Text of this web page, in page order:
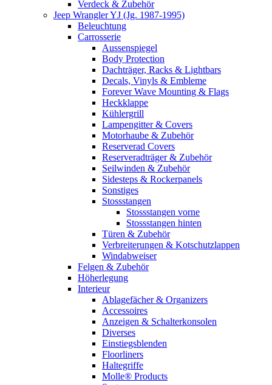
Verdeck & Zubehör
Jeep Wrangler YJ (Jg. 1987-1995)
Beleuchtung
Carrosserie
Aussenspiegel
Body Protection
Dachträger, Racks & Lightbars
Decals, Vinyls & Embleme
Forever Wave Mounting & Flags
Heckklappe
Kühlergrill
Lampengitter & Covers
Motorhaube & Zubehör
Reserverad Covers
Reserveradträger & Zubehör
Seilwinden & Zubehör
Sidesteps & Rockerpanels
Sonstiges
Stossstangen
Stossstangen vorne
Stossstangen hinten
Türen & Zubehör
Verbreiterungen & Kotschutzlappen
Windabweiser
Felgen & Zubehör
Höherlegung
Interieur
Ablagefächer & Organizers
Accessoires
Anzeigen & Schalterkonsolen
Diverses
Einstiegsblenden
Floorliners
Haltegriffe
Molle® Products